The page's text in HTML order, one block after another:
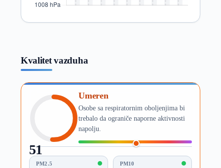
Kvalitet vazduha
51
AQI
Umeren
Osobe sa respiratornim oboljenjima bi
trebalo da ograniče naporne aktivnosti
napolju.
PM2.5 PM10